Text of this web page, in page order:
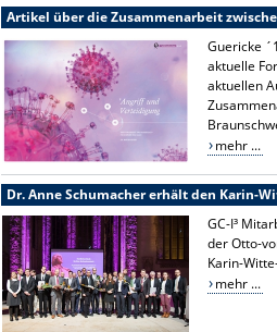
Artikel über die Zusammenarbeit
Guericke
aktuelle
aktuellen
mehr ...
Dr. Anne Schumacher erhält den Karin-
GC-I³
der Otto-
Karin-
mehr ...